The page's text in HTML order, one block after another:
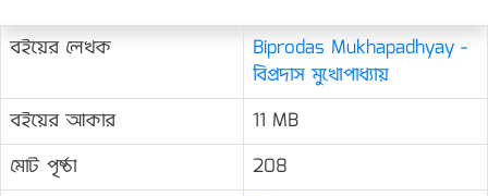
বইয়ের লেখক
Biprodas Mukhapadhyay -
বিপ্রদাস মুখোপাধ্যায়
বইয়ের আকার
11 MB
মোট পৃষ্ঠা
208